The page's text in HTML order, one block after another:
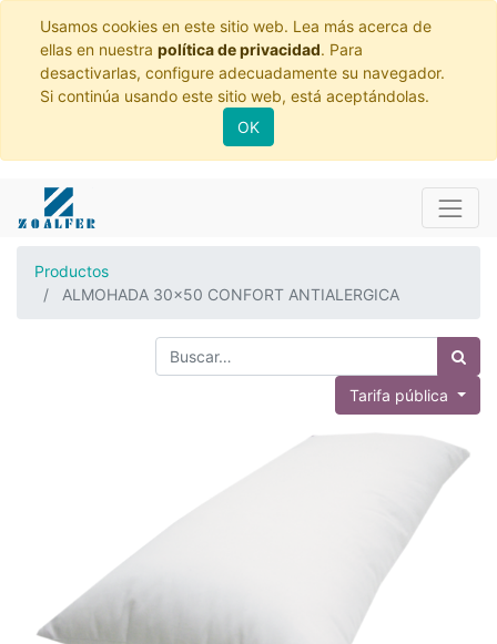
Usamos cookies en este sitio web. Lea más acerca de
ellas en nuestra política de privacidad. Para
desactivarlas, configure adecuadamente su navegador.
Si continúa usando este sitio web, está aceptándolas.
OK
Productos
ALMOHADA 30x50 CONFORT ANTIALERGICA
Tarifa pública